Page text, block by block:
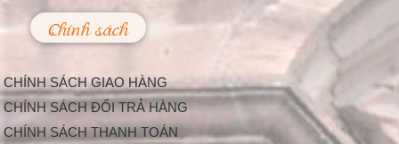
Kiếm ở...
Làm Thế Nào Để
Trang Trí Sự Kiện,
Lễ Hội Bắt Mắt Và
Độc Đáo
Hiện nay, càng ngày
càng có nhiều công ty
tổ chức sự kiện được...
Chính sách
CHÍNH SÁCH GIAO HÀNG
CHÍNH SÁCH ĐỔI TRẢ HÀNG
CHÍNH SÁCH THANH TOÁN